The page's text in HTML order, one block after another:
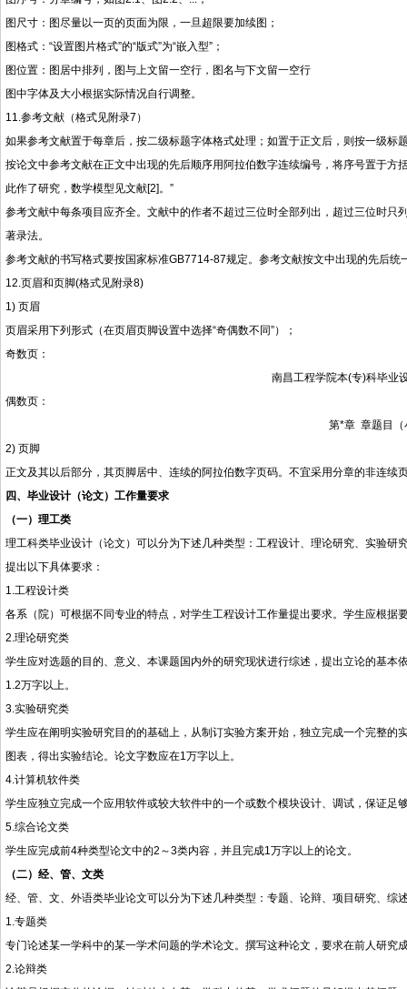
图尺寸：图尽量以一页的页面为限，一旦超限要加续图；
图格式：“设置图片格式”的“版式”为“嵌入型”；
图位置：图居中排列，图与上文留一空行，图名与下文留一空行
图中字体及大小根据实际情况自行调整。
11.参考文献（格式见附录7 ）
如果参考文献置于每章后，按二级标题字体格式处理；如置于正文后，则按一级标
按论文中参考文献在正文中出现的先后顺序用阿拉伯数字连续编号，将序号置于
此作了研究，数学模型见文献[2]。”
参考文献中每条项目应齐全。文献中的作者不超过三位时全部列出，超过三位时只
著录法。
参考文献的书写格式要按国家标准GB7714-87规定。参考文献按文中出现的先后
12.页眉和页脚(格式见附录8)
1) 页眉
页眉采用下列形式（在页眉页脚设置中选择“奇偶数不同”）；
奇数页：
南昌工程学院本(专)科毕业
偶数页：
第*章 章题目（
2) 页脚
正文及其以后部分，其页脚居中、连续的阿拉伯数字页码。不宜采用分章的非连
四、 毕业设计（论文）工作量要求
（一）理工类
理工科类毕业设计（论文）可以分为下述几种类型：工程设计、理论研究、实验
提出以下具体要求：
1.工程设计类
各系（院）可根据不同专业的特点，对学生工程设计工作量提出要求。学生应根
2.理论研究类
学生应对选题的目的、意义、本课题国内外的研究现状进行综述，提出立论的基
1.2万字以上。
3.实验研究类
学生应在阐明实验研究目的的基础上，从制订实验方案开始，独立完成一个完整
图表，得出实验结论。论文字数应在1万字以上。
4.计算机软件类
学生应独立完成一个应用软件或较大软件中的一个或数个模块设计、调试，保证
5.综合论文类
学生应完成前4种类型论文中的2～3类内容，并且完成1万字以上的论文。
（二）经、管、文类
经、管、文、外语类毕业论文可以分为下述几种类型：专题、论辩、项目研究、综
1.专题类
专门论述某一学科中的某一学术问题的学术论文。撰写这种论文，要求在前人研
2.论辩类